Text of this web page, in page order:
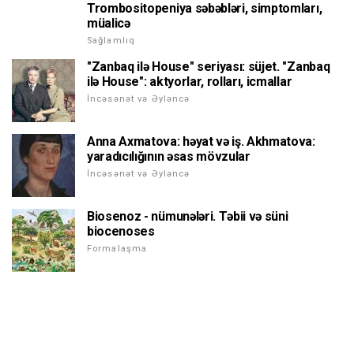
Trombositopeniya səbəbləri, simptomları,
müalicə
Sağlamlıq
"Zanbaq ilə House" seriyası: süjet. "Zanbaq
ilə House": aktyorlar, rolları, icmallar
İncəsənət və Əyləncə
Anna Axmatova: həyat və iş. Akhmatova:
yaradıcılığının əsas mövzular
İncəsənət və Əyləncə
Biosenoz - nümunələri. Təbii və süni
biocenoses
Formalaşma